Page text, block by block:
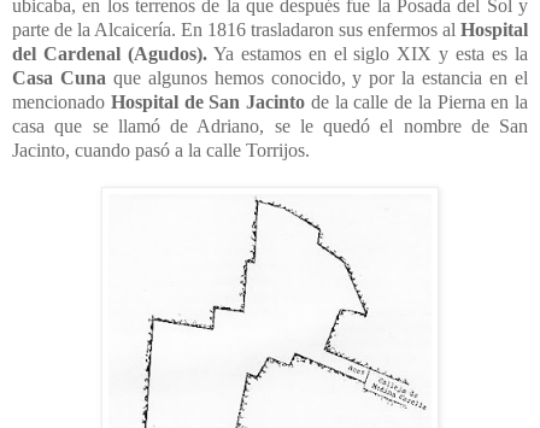
ubicaba, en los terrenos de la que después fue la Posada del Sol y
parte de la Alcaicería. En 1816 trasladaron sus enfermos al Hospital
del Cardenal (Agudos).Ya estamos en el siglo XIX y esta es la
Casa Cuna que algunos hemos conocido, y por la estancia en el
mencionado Hospital de San Jacinto de la calle de la Pierna en la
casa que se llamó de Adriano, se le quedó el nombre de San
Jacinto, cuando pasó a la calle Torrijos.